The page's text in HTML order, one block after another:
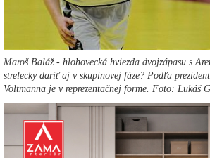
Maroš Baláž - hlohovecká hviezda dvojzápasu s
strelecky dariť aj v skupinovej fáze? Podľa
Voltmanna je v reprezentačnej forme. Foto: Lukáš